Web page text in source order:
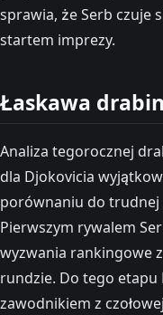
sprawia, że Serb czuje
startem imprezy.
Łaskawa
Analiza tegorocznej
dla Djokovicia
porównaniu do trudnej
Pierwszym rywalem
wyzwania rankingowe
rundzie. Do tego etapu
zawodnikiem z